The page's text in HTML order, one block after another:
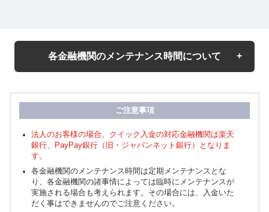
各金融機関のメンテナンス時間について
金サービス」を利用できません。詳しくは各金融機関の
メンテナンス時間
毎週日曜日の21：00～月曜日の7：00
法人のお客様の場合、クイック入金の対応金融機関は楽天
銀行、PayPay銀行（旧・ジャパンネット銀行）となりま
す。
各金融機関のメンテナンス時間は定期メンテナンスとな
り、各金融機関の諸事情によっては臨時にメンテナンスが
実施される場合も考えられます。その場合には、入金いた
だく事はできませんのでご注意ください。